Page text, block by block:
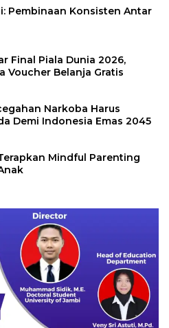
Pembinaan Konsisten Antar
Final Piala Dunia 2026,
Voucher Belanja Gratis
Narkoba Harus
Demi Indonesia Emas 2045
Mindful Parenting